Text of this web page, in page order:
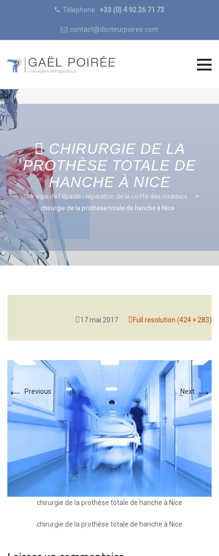
Téléphone : +33 (0) 4 92 26 71 73
contact@docteurpoiree.com
Skip
to
content
CHIRURGIE DE LA
PROTHÈSE TOTALE DE
HANCHE À NICE
Chirurgie de l'épaule - réparation de la coiffe des rotateurs
>
chirurgie de la prothèse totale de hanche à Nice
17 mai 2017 Full resolution (424 × 283)
← Previous Next →
chirurgie de la prothèse totale de hanche à Nice
chirurgie de la prothèse totale de hanche à Nice